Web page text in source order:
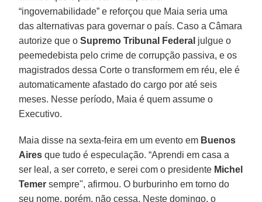
“ingovernabilidade” e reforçou que Maia seria uma
das alternativas para governar o país. Caso a Câmara
autorize que oSupremo Tribunal Federal julgue o
peemedebista pelo crime de corrupção passiva, e os
magistrados dessa Corte o transformem em réu, ele é
automaticamente afastado do cargo por até seis
meses. Nesse período, Maia é quem assume o
Executivo.
Maia disse na sexta-feira em um evento em Buenos
Aires que tudo é especulação. “Aprendi em casa a
ser leal, a ser correto, e serei com o presidente Michel
Temer sempre", afirmou. O burburinho em torno do
seu nome, porém, não cessa. Neste domingo, o